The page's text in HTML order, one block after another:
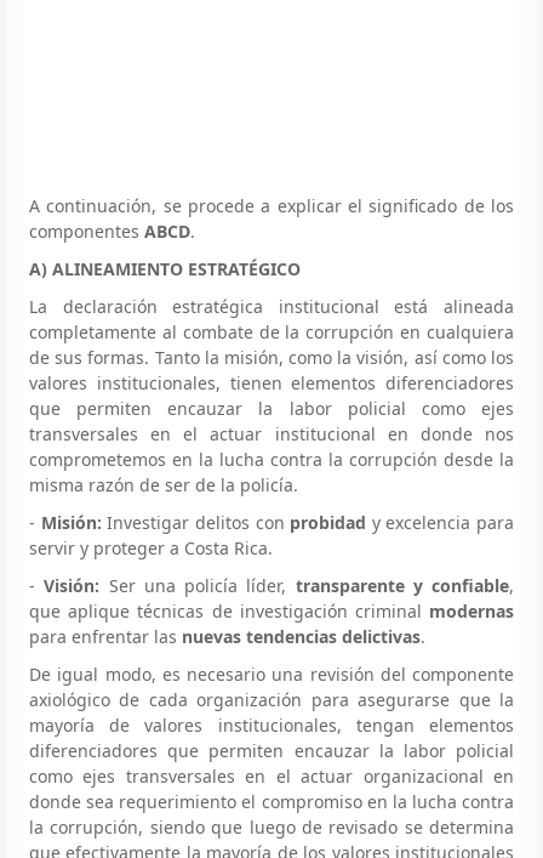
A continuación, se procede a explicar el significado de los
componentes ABCD.
A) ALINEAMIENTO ESTRATÉGICO
La declaración estratégica institucional está alineada
completamente al combate de la corrupción en cualquiera
de sus formas. Tanto la misión, como la visión, así como los
valores institucionales, tienen elementos diferenciadores
que permiten encauzar la labor policial como ejes
transversales en el actuar institucional en donde nos
comprometemos en la lucha contra la corrupción desde la
misma razón de ser de la policía.
- Misión: Investigar delitos con probidad y excelencia para
servir y proteger a Costa Rica.
-Visión: Ser una policía líder, transparente y confiable,
que aplique técnicas de investigación criminal modernas
para enfrentar las nuevas tendencias delictivas.
De igual modo, es necesario una revisión del componente
axiológico de cada organización para asegurarse que la
mayoría de valores institucionales, tengan elementos
diferenciadores que permiten encauzar la labor policial
como ejes transversales en el actuar organizacional en
donde sea requerimiento el compromiso en la lucha contra
la corrupción, siendo que luego de revisado se determina
que efectivamente la mayoría de los valores institucionales